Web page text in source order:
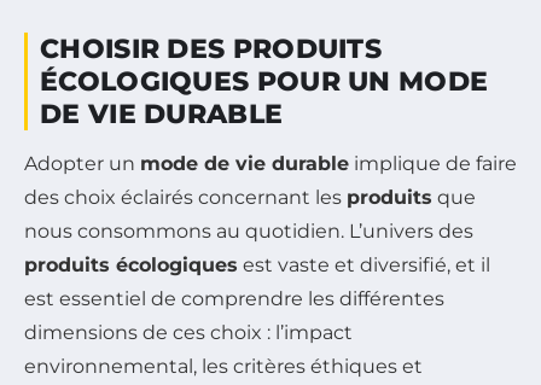
CHOISIR DES PRODUITS
ÉCOLOGIQUES POUR UN MODE
DE VIE DURABLE
Adopter un mode de vie durable implique de faire
des choix éclairés concernant les produits que
nous consommons au quotidien. L’univers des
produits écologiques est vaste et diversifié, et il
est essentiel de comprendre les différentes
dimensions de ces choix : l’impact
environnemental, les critères éthiques et